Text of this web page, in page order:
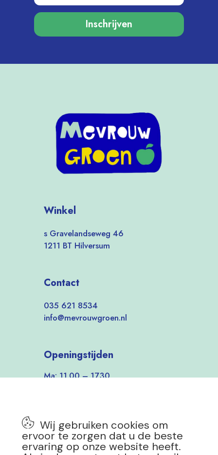
Wij gebruiken cookies om
ervoor te zorgen dat u de beste
ervaring op onze website heeft.
Inschrijven
Winkel
s Gravelandseweg 46
1211 BT Hilversum
Contact
035 621 8534
info@mevrouwgroen.nl
Openingstijden
Ma: 11.00 – 17.30
7 dagen per week open!